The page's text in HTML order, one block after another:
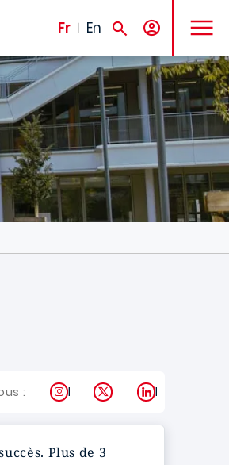
Fr En
MENU
: Instagram
X LinkedIn
Plus de 3